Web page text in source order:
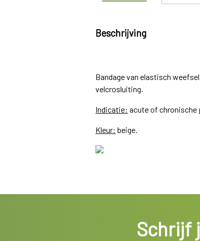
Beschrijving
Bandage van elastisch
velcrosluiting.
Indicatie: acute of chronische
Kleur: beige.
Schrijf